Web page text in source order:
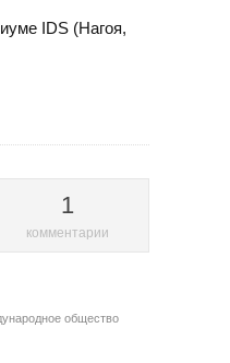
IDS (Нагоя,
1
комментарии
общество